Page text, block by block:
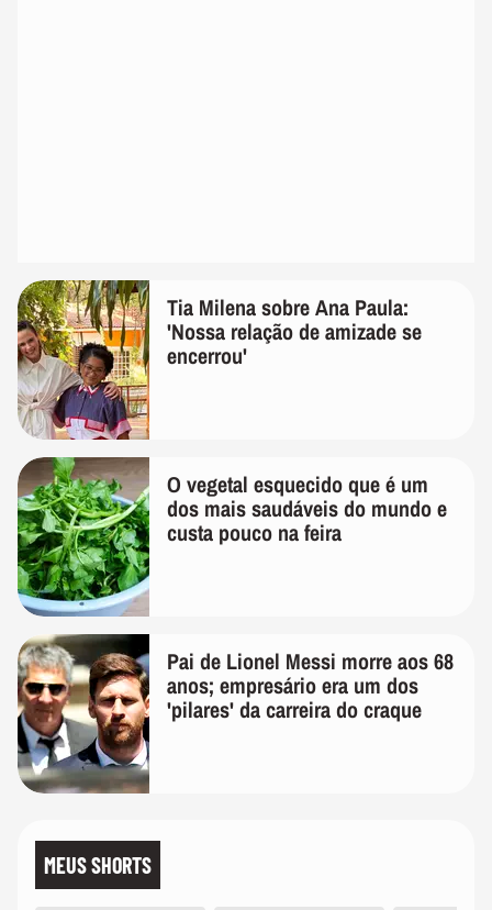
Tia Milena sobre Ana Paula:
'Nossa relação de amizade se
encerrou'
O vegetal esquecido que é um
dos mais saudáveis do mundo e
custa pouco na feira
Pai de Lionel Messi morre aos 68
anos; empresário era um dos
'pilares' da carreira do craque
MEUS SHORTS